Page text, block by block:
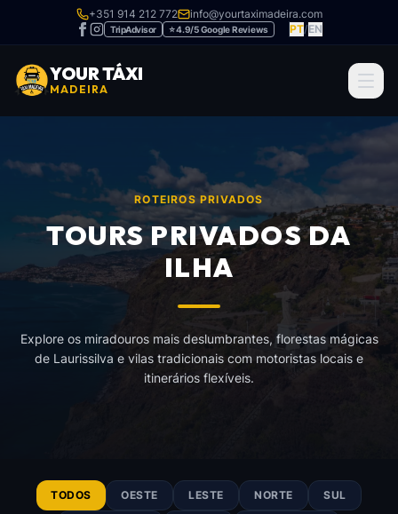
+351 914 212 772 info@yourtaximadeira.com
TripAdvisor ⭐ 4.9/5 Google Reviews PT/EN
YOUR TÁXI
MADEIRA
ROTEIROS PRIVADOS
TOURS PRIVADOS DA
ILHA
Explore os miradouros mais deslumbrantes, florestas mágicas
de Laurissilva e vilas tradicionais com motoristas locais e
itinerários flexíveis.
TODOS OESTE LESTE NORTE SUL